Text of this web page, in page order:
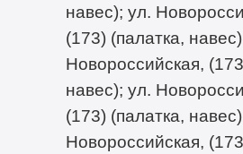
навес); ул.
(173) (палатка,
Новороссийская,
навес); ул.
(173) (палатка,
Новороссийская,